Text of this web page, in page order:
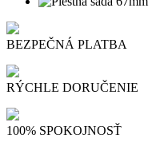
BEZPEČNÁ PLATBA
RÝCHLE DORUČENIE
100% SPOKOJNOSŤ